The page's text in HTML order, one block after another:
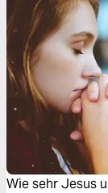
Wie sehr Jesus